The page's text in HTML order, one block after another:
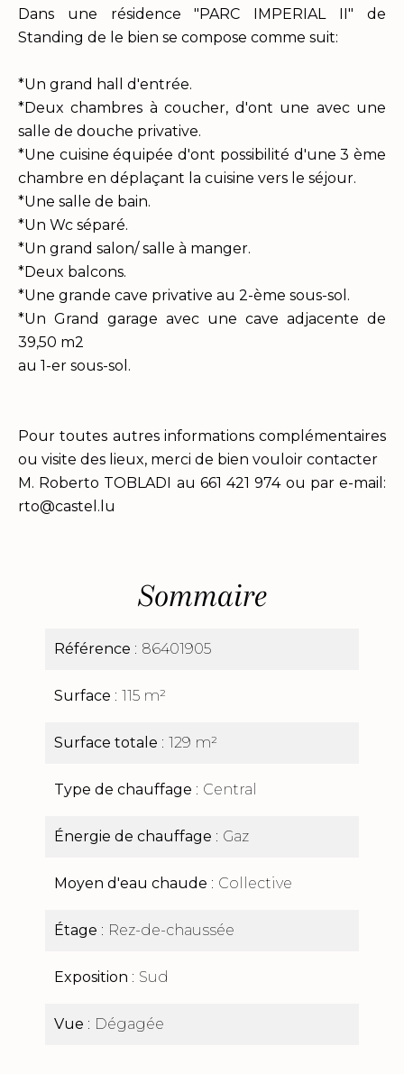
Dans une résidence "PARC IMPERIAL II" de
Standing de le bien se compose comme suit:
*Un grand hall d'entrée.
*Deux chambres à coucher, d'ont une avec une
salle de douche privative.
*Une cuisine équipée d'ont possibilité d'une 3 ème
chambre en déplaçant la cuisine vers le séjour.
*Une salle de bain.
*Un Wc séparé.
*Un grand salon/ salle à manger.
*Deux balcons.
*Une grande cave privative au 2-ème sous-sol.
*Un Grand garage avec une cave adjacente de
39,50 m2
au 1-er sous-sol.
Pour toutes autres informations complémentaires
ou visite des lieux, merci de bien vouloir contacter
M. Roberto TOBLADI au 661 421 974 ou par e-mail:
rto@castel.lu
Sommaire
Référence 86401905
Surface 115 m²
Surface totale 129 m²
Type de chauffage Central
Énergie de chauffage Gaz
Moyen d'eau chaude Collective
Étage Rez-de-chaussée
Exposition Sud
Vue Dégagée